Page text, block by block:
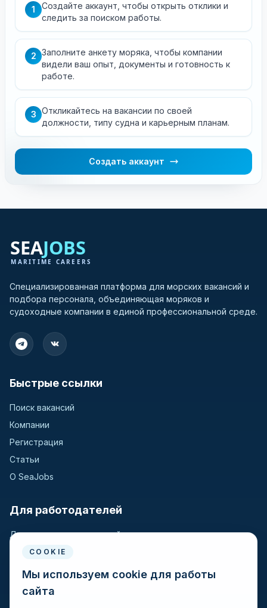
1
Создайте аккаунт, чтобы открыть отклики и
следить за поиском работы.
2 Заполните анкету моряка, чтобы компании
видели ваш опыт, документы и готовность к
работе.
3 Откликайтесь на вакансии по своей
должности, типу судна и карьерным планам.
Создать аккаунт
Специализированная платформа для морских вакансий и
подбора персонала, объединяющая моряков и
судоходные компании в единой профессиональной среде.
Быстрые ссылки
Поиск вакансий
Компании
Регистрация
Статьи
О SeaJobs
Для работодателей
Для крюинговых компаний
Разместить вакансию
Поиск кандидатов
COOKIE
Мы используем cookie для работы
сайта